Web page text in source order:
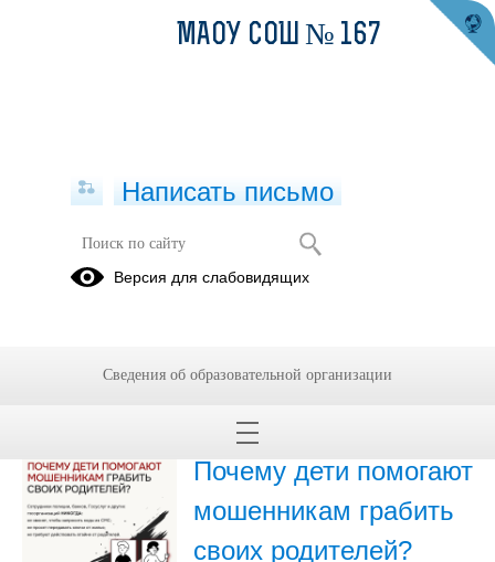
Безопасность
Почему дети помогают
мошенникам грабить
своих родителей?
МАОУ СОШ № 167
Написать письмо
Версия для слабовидящих
Сведения об образовательной организации